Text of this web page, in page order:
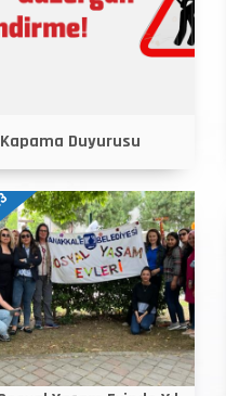
Duyurusu